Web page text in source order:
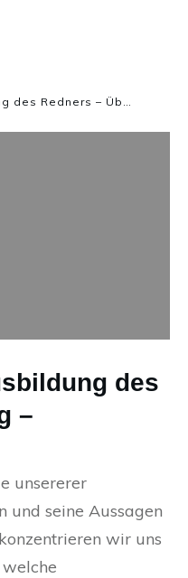
des
–
unsererer
und seine Aussagen
wir uns